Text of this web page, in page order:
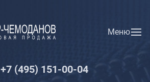
Меню
+7 (495) 151-00-04
Вход Регистрация
Багаж